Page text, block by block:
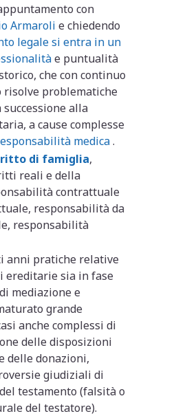
con
Armaroli e chiedendo
legale si entra in un
e puntualità
che con continuo
risolve problematiche
alla
a cause complesse
medica.
di famiglia,
reali e della
contrattuale
responsabilità da
responsabilità
anni pratiche relative
ereditarie sia in fase
mediazione e
grande
anche complessi di
delle disposizioni
delle donazioni,
giudiziali di
testamento (falsità o
del testatore).